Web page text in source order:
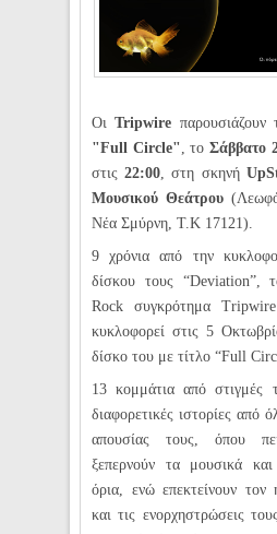
ΟιTripwire
"Full Circle" , τοΣάββατο
στις22:00 , στη σκηνή
Μουσικού Θεάτρου
Νέα Σμύρνη, Τ.Κ 17121).
9 χρόνια από την
δίσκου τους “Deviation”,
Rock συγκρότημα Tripwire
κυκλοφορεί στις 5
δίσκο του με τίτλο “Full
13 κομμάτια από στιγμές
διαφορετικές ιστορίες από
απουσίας τους, όπου
ξεπερνούν τα μουσικά και
όρια, ενώ επεκτείνουν τον
και τις ενορχηστρώσεις